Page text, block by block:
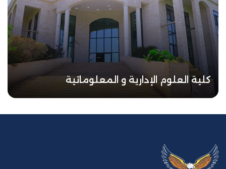
كلية العلوم الإدارية و المعلوماتية